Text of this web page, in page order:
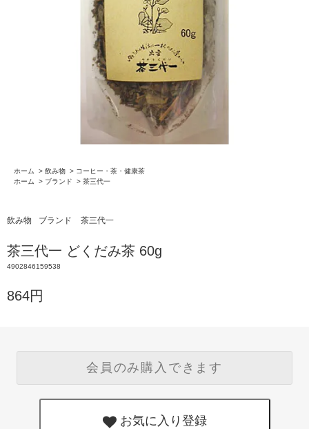
ホーム > 飲み物 > コーヒー・茶・健康茶
ホーム
> ブランド > 茶三代一
飲み物 ブランド 茶三代一
茶三代一 どくだみ茶 60g
4902846159538
864円
会員のみ購入できます
お気に入り登録